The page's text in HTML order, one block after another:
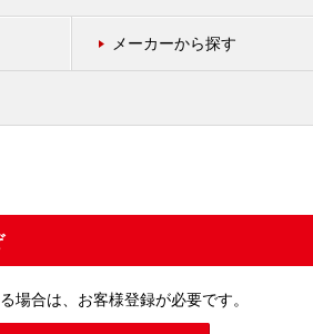
メーカーから探す
場合は、お客様登録が必要です。